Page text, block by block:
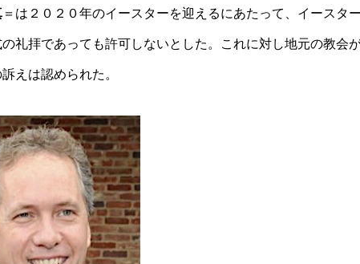
＝は２０２０年のイースターを迎えるにあたって、イースタ
礼拝であっても許可しないとした。これに対し地元の教会
えは認められた。